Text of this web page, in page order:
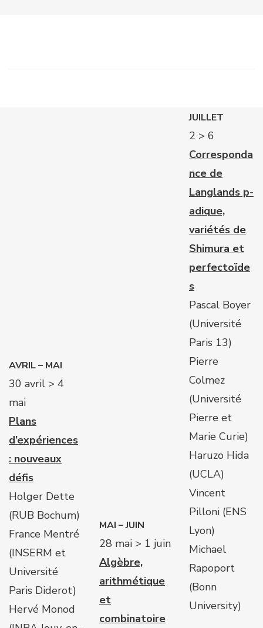
AVRIL – MAI
30 avril > 4
mai
Plans
d’expériences
: nouveaux
défis
Holger Dette
(RUB Bochum)
France Mentré
(INSERM et
Université
Paris Diderot)
Hervé Monod
MAI – JUIN
28 mai > 1 juin
Algèbre,
arithmétique
et
combinatoire
JUILLET
2 > 6
Corresponda
nce de
Langlands p-
adique,
variétés de
Shimura et
perfectoïde
s
Pascal Boyer
(Université
Paris 13)
Pierre
Colmez
(Université
Pierre et
Marie Curie)
Haruzo Hida
(UCLA)
Vincent
Pilloni (ENS
Lyon)
Michael
Rapoport
(Bonn
University)